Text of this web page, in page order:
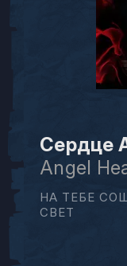
Сердце
Angel
НА ТЕБЕ
СВЕТ